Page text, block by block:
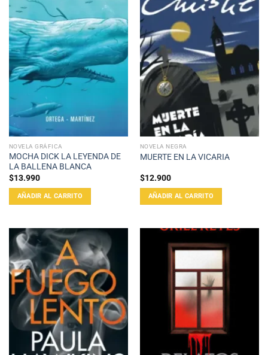
NOVELA GRÁFICA
MOCHA DICK LA LEYENDA DE
LA BALLENA BLANCA
$13.990
AÑADIR AL CARRITO
NOVELA NEGRA
MUERTE EN LA VICARIA
$12.900
AÑADIR AL CARRITO